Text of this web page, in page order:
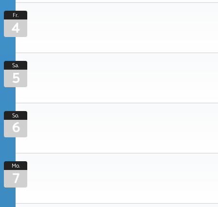
Fr.
4
Sa.
5
So.
6
Mo.
7